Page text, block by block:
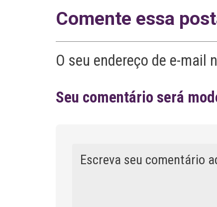
Comente essa
O seu endereço de e-
Seu comentário será